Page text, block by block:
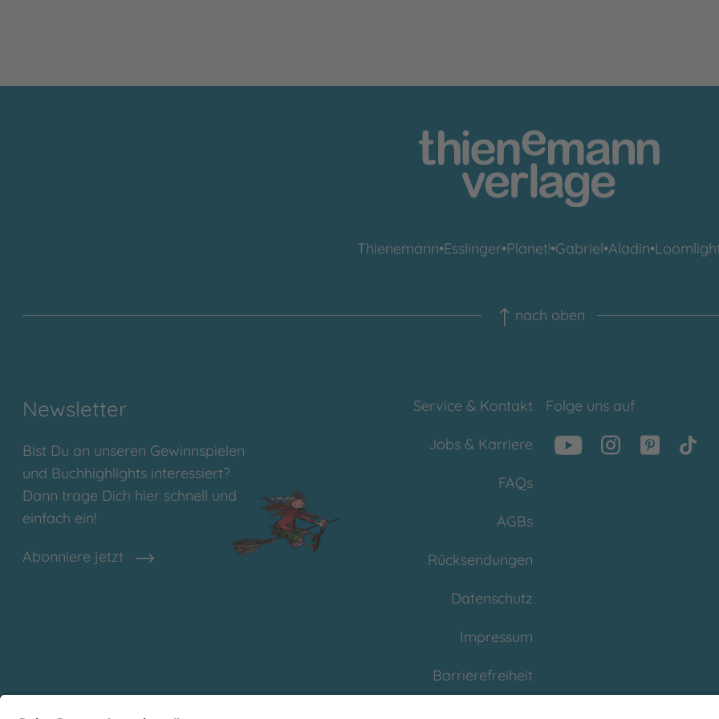
Thienemann•Esslinger•Planet!•Gabriel•Aladin•
nach oben
Newsletter
Bist Du an unseren Gewinnspielen
und Buchhighlights interessiert?
Dann trage Dich hier schnell und
einfach ein!
Abonniere jetzt
Service & Kontakt
Jobs & Karriere
FAQs
AGBs
Rücksendungen
Datenschutz
Impressum
Barrierefreiheit
Folge uns auf